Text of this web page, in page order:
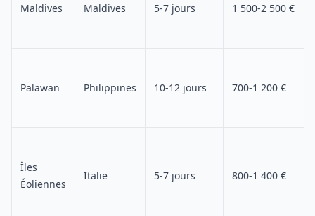
Maldives Maldives 5-7 jours 1 500-2 500 €
Palawan Philippines 10-12 jours 700-1 200 €
Îles
Éoliennes
Italie 5-7 jours 800-1 400 €